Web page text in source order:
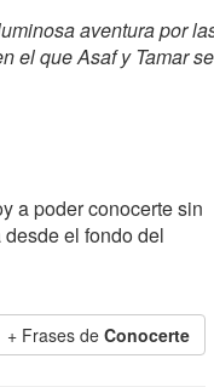
aventura por
el que Asaf y Tamar
a poder conocerte sin
el fondo del
+ Frases de Conocerte